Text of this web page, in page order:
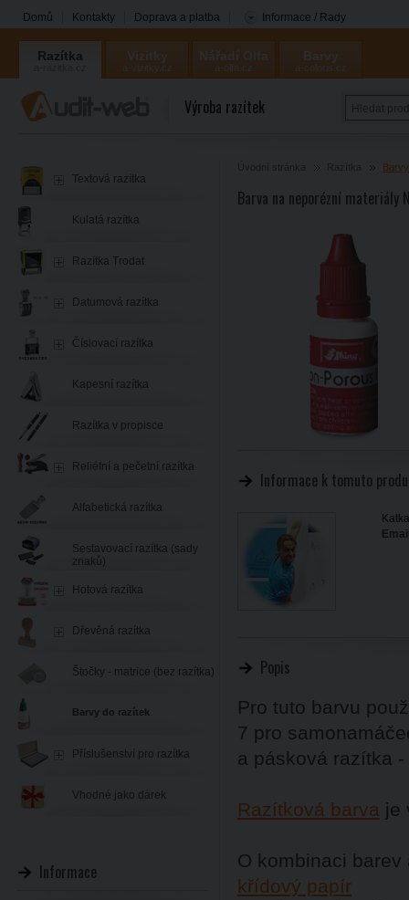
Domů Kontakty Doprava a platba Informace / Rady
Razítka
Coloris
Výroba razítek
Barva na neporézní materiály
Informace k tomuto
Popis
Pro tuto barvu
7 pro
a pásková razítka
Razítková barva je
O kombinaci
křídový papír
Textová razítka
Kulatá razítka
Razítka Trodat
Datumová razítka
Číslovací razítka
Kapesní razítka
Razítka v propisce
Reliéfní a pečetní razítka
Alfabetická razítka
Sestavovací razítka (sady
znaků)
Hotová razítka
Dřevěná razítka
Štočky - matrice (bez razítka)
Barvy do razítek
Příslušenství pro razítka
Vhodné jako dárek
Informace